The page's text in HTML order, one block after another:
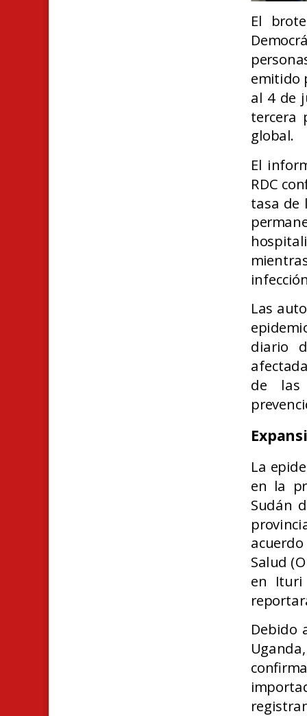
El
emitido
al 4 de
tercera
global.
El
RDC
tasa de
Las
diario
de las
La
en la
Sudán
Salud
en Ituri
Debido